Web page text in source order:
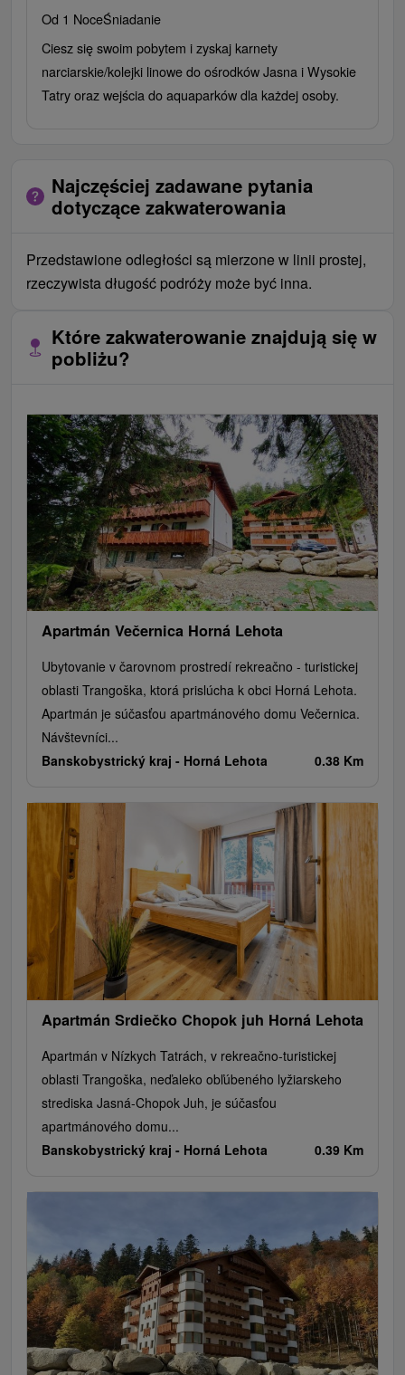
Od 1 NoceŚniadanie
Ciesz się swoim pobytem i zyskaj karnety
narciarskie/kolejki linowe do ośrodków Jasna i Wysokie
Tatry oraz wejścia do aquaparków dla każdej osoby.
Najczęściej zadawane pytania
dotyczące zakwaterowania
Przedstawione odległości są mierzone w linii prostej,
rzeczywista długość podróży może być inna.
Które zakwaterowanie znajdują się w
pobliżu?
Apartmán Večernica Horná Lehota
Ubytovanie v čarovnom prostredí rekreačno - turistickej
oblasti Trangoška, ktorá prislúcha k obci Horná Lehota.
Apartmán je súčasťou apartmánového domu Večernica.
Návštevníci...
Banskobystrický kraj - Horná Lehota 0.38 Km
Apartmán Srdiečko Chopok juh Horná Lehota
Apartmán v Nízkych Tatrách, v rekreačno-turistickej
oblasti Trangoška, neďaleko obľúbeného lyžiarskeho
strediska Jasná-Chopok Juh, je súčasťou
apartmánového domu...
Banskobystrický kraj - Horná Lehota 0.39 Km